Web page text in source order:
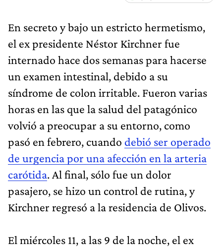
En secreto y bajo un estricto hermetismo,
el ex presidente Néstor Kirchner fue
internado hace dos semanas para hacerse
un examen intestinal, debido a su
síndrome de colon irritable. Fueron varias
horas en las que la salud del patagónico
volvió a preocupar a su entorno, como
pasó en febrero, cuando debió ser operado
de urgencia por una afección en la arteria
carótida. Al final, sólo fue un dolor
pasajero, se hizo un control de rutina, y
Kirchner regresó a la residencia de Olivos.
El miércoles 11, a las 9 de la noche, el ex